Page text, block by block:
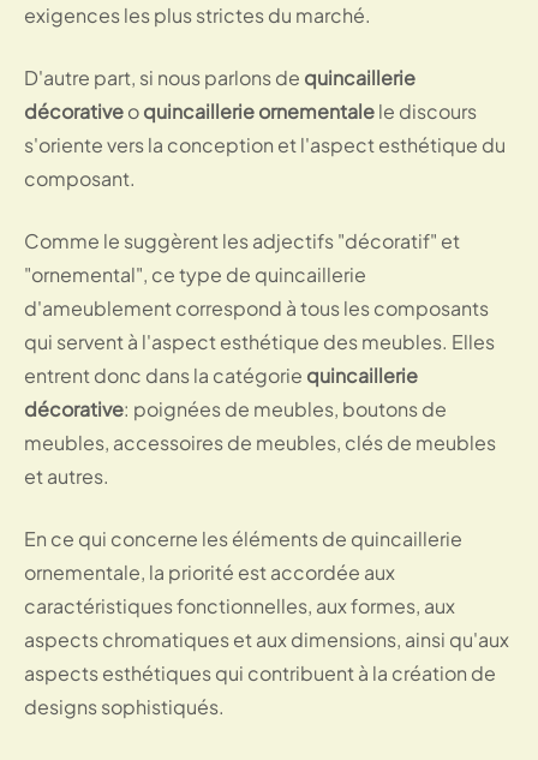
exigences les plus strictes du marché.
D'autre part, si nous parlons de quincaillerie
décorativeoquincaillerie ornementalele discours
s'oriente vers la conception et l'aspect esthétique du
composant.
Comme le suggèrent les adjectifs "décoratif" et
"ornemental", ce type de quincaillerie
d'ameublement correspond à tous les composants
qui servent à l'aspect esthétique des meubles. Elles
entrent donc dans la catégorie quincaillerie
décorative: poignées de meubles, boutons de
meubles, accessoires de meubles, clés de meubles
et autres.
En ce qui concerne les éléments de quincaillerie
ornementale, la priorité est accordée aux
caractéristiques fonctionnelles, aux formes, aux
aspects chromatiques et aux dimensions, ainsi qu'aux
aspects esthétiques qui contribuent à la création de
designs sophistiqués.